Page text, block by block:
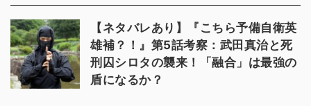
【ネタバレあり】『こちら予備自衛英
雄補？！』第5話考察：武田真治と死
刑囚シロタの襲来！「融合」は最強の
盾になるか？